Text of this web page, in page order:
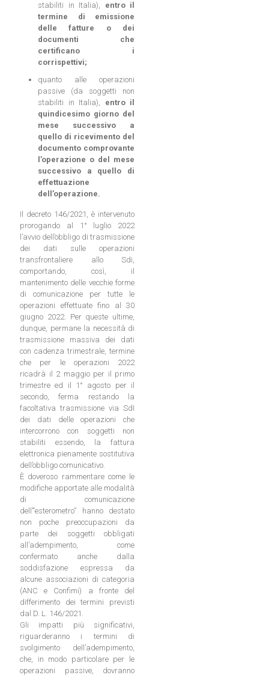
stabiliti in Italia), entro il
termine di emissione
delle fatture o dei
documenti che
certificano i
corrispettivi;
quanto alle operazioni
passive (da soggetti non
stabiliti in Italia), entro il
quindicesimo giorno del
mese successivo a
quello di ricevimento del
documento comprovante
l’operazione o del mese
successivo a quello di
effettuazione
dell’operazione.
Il decreto 146/2021, è intervenuto
prorogando al 1° luglio 2022
l’avvio dell’obbligo di trasmissione
dei dati sulle operazioni
transfrontaliere allo Sdi,
comportando, così, il
mantenimento delle vecchie forme
di comunicazione per tutte le
operazioni effettuate fino al 30
giugno 2022. Per queste ultime,
dunque, permane la necessità di
trasmissione massiva dei dati
con cadenza trimestrale, termine
che per le operazioni 2022
ricadrà il 2 maggio per il primo
trimestre ed il 1° agosto per il
secondo, ferma restando la
facoltativa trasmissione via SdI
dei dati delle operazioni che
intercorrono con soggetti non
stabiliti essendo, la fattura
elettronica pienamente sostitutiva
dell’obbligo comunicativo.
È doveroso rammentare come le
modifiche apportate alle modalità
di comunicazione
dell’”esterometro” hanno destato
non poche preoccupazioni da
parte dei soggetti obbligati
all’adempimento, come
confermato anche dalla
soddisfazione espressa da
alcune associazioni di categoria
(ANC e Confimi) a fronte del
differimento dei termini previsti
dal D. L. 146/2021.
Gli impatti più significativi,
riguarderanno i termini di
svolgimento dell’adempimento,
che, in modo particolare per le
operazioni passive, dovranno